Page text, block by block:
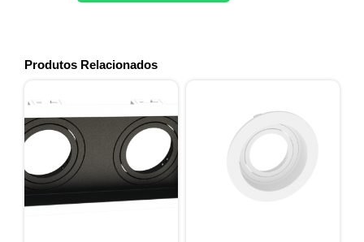
Produtos Relacionados